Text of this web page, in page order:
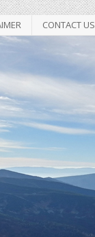
CONTACT US